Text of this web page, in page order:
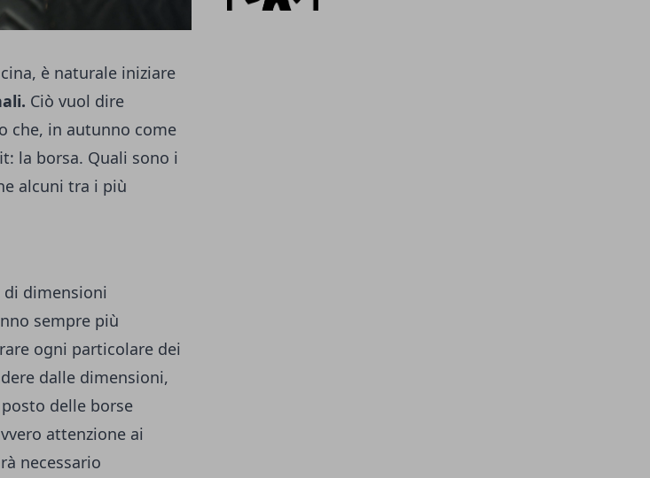
è naturale iniziare
Ciò vuol dire
che, in autunno come
la borsa. Quali sono i
alcuni tra i più
dimensioni
sempre più
ogni particolare dei
dalle dimensioni,
delle borse
attenzione ai
necessario